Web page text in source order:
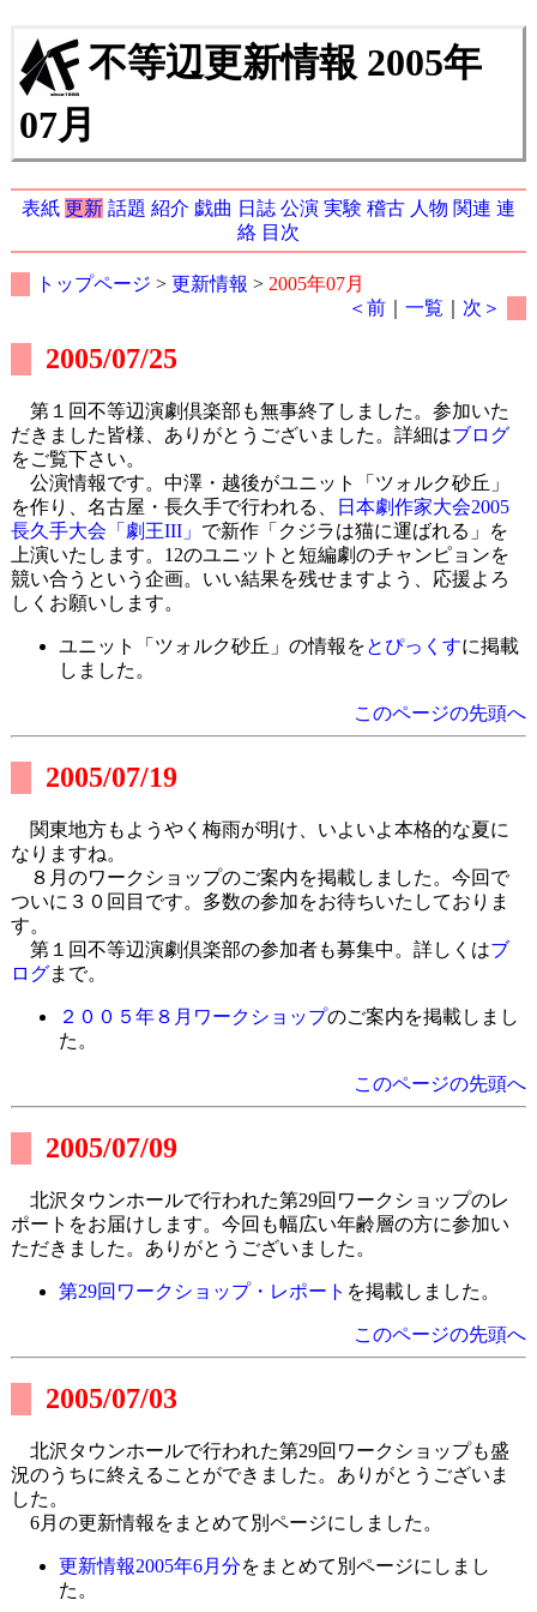
不等辺更新情報 2005年
07月
表紙 更新 話題 紹介 戯曲 日誌 公演 実験 稽古 人物 関連 連
絡 目次
トップページ > 更新情報 > 2005年07月
＜前 ｜一覧 次＞
2005/07/25
第１回不等辺演劇倶楽部も無事終了しました。参加いた
だきました皆様、ありがとうございました。詳細はブログ
をご覧下さい。
公演情報です。中澤・越後がユニット「ツォルク砂丘」
を作り、名古屋・長久手で行われる、
日本劇作家大会2005
長久手大会「劇王III」 で新作「クジラは猫に運ばれる」を
上演いたします。12のユニットと短編劇のチャンピョンを
競い合うという企画。いい結果を残せますよう、応援よろ
しくお願いします。
ユニット「ツォルク砂丘」の情報をとぴっくすに掲載
しました。
このページの先頭へ
2005/07/19
関東地方もようやく梅雨が明け、いよいよ本格的な夏に
なりますね。
８月のワークショップのご案内を掲載しました。今回で
ついに３０回目です。多数の参加をお待ちいたしておりま
す。
第１回不等辺演劇倶楽部の参加者も募集中。詳しくはブ
ログまで。
２００５年８月ワークショップのご案内を掲載しまし
た。
このページの先頭へ
2005/07/09
北沢タウンホールで行われた第29回ワークショップのレ
ポートをお届けします。今回も幅広い年齢層の方に参加い
ただきました。ありがとうございました。
第29回ワークショップ・レポート を掲載しました。
このページの先頭へ
2005/07/03
北沢タウンホールで行われた第29回ワークショップも盛
況のうちに終えることができました。ありがとうございま
した。
6月の更新情報をまとめて別ページにしました。
更新情報2005年6月分をまとめて別ページにしまし
た。